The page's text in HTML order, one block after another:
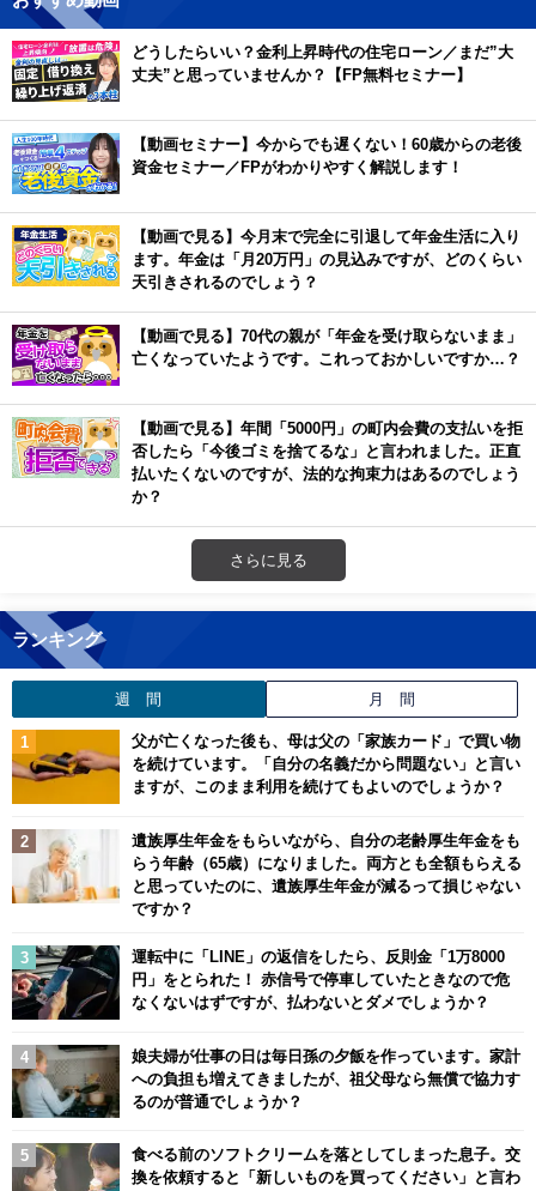
どうしたらいい？金利上昇時代の住宅ローン／まだ”大
丈夫”と思っていませんか？【FP無料セミナー】
【動画セミナー】今からでも遅くない！60歳からの老後
資金セミナー／FPがわかりやすく解説します！
【動画で見る】今月末で完全に引退して年金生活に入り
ます。年金は「月20万円」の見込みですが、どのくらい
天引きされるのでしょう？
【動画で見る】70代の親が「年金を受け取らないまま」
亡くなっていたようです。これっておかしいですか…？
【動画で見る】年間「5000円」の町内会費の支払いを拒
否したら「今後ゴミを捨てるな」と言われました。正直
払いたくないのですが、法的な拘束力はあるのでしょう
か？
さらに見る
ランキング
週 間 月 間
父が亡くなった後も、母は父の「家族カード」で買い物
を続けています。「自分の名義だから問題ない」と言い
ますが、このまま利用を続けてもよいのでしょうか？
遺族厚生年金をもらいながら、自分の老齢厚生年金をも
らう年齢（65歳）になりました。両方とも全額もらえる
と思っていたのに、遺族厚生年金が減るって損じゃない
ですか？
運転中に「LINE」の返信をしたら、反則金「1万8000
円」をとられた！ 赤信号で停車していたときなので危
なくないはずですが、払わないとダメでしょうか？
娘夫婦が仕事の日は毎日孫の夕飯を作っています。家計
への負担も増えてきましたが、祖父母なら無償で協力す
るのが普通でしょうか？
食べる前のソフトクリームを落としてしまった息子。交
換を依頼すると「新しいものを買ってください」と言わ